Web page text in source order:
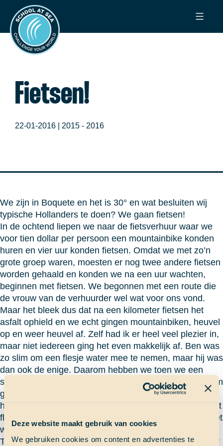
Deze website maakt gebruik van cookies
We gebruiken cookies om content en advertenties te
naar
inhoud
School
at
Sea
Fietsen!
22-01-2016 | 2015 - 2016
We zijn in Boquete en het is 30° en wat besluiten wij
typische Hollanders te doen? We gaan fietsen!
In de ochtend liepen we naar de fietsverhuur waar we
voor tien dollar per persoon een mountainbike konden
huren en vier uur konden fietsen. Omdat we met zo’n
grote groep waren, moesten er nog twee andere fietsen
worden gehaald en konden we na een uur wachten,
beginnen met fietsen. We begonnen met een route die
de vrouw van de verhuurder wel wat voor ons vond.
Maar het bleek dus dat na een kilometer fietsen het
asfalt ophield en we echt gingen mountainbiken, heuvel
op en weer heuvel af. Zelf had ik er heel veel plezier in,
maar niet iedereen ging het even makkelijk af. Ben was
zo slim om een flesje water mee te nemen, maar hij was
dan ook de enige. Daarom hebben we toen we een
stroompje water zagen het flesje leeggedronken en hem
gevuld met het stromende water. Zo slim als wij waren
hebben we niet eerst het water geproefd voordat we het
flesje leegdronken en toen we er achter kwamen dat het
water vies was, was het flesje natuurlijk al leeg.
Toen we doorfietsten kwamen we bij een huis aan waar